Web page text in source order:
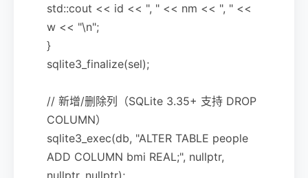
std::cout << id << ", " << nm << ", " <<
w << "\n";
}
sqlite3_finalize(sel);
// 新增/删除列（SQLite 3.35+ 支持 DROP
COLUMN）
sqlite3_exec(db, "ALTER TABLE people
ADD COLUMN bmi REAL;", nullptr,
nullptr, nullptr);